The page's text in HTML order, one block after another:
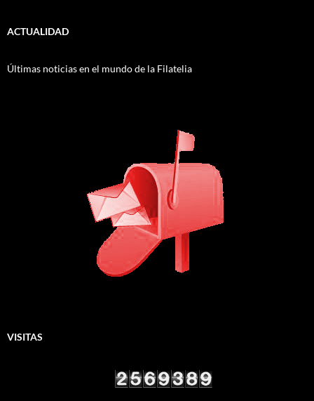
ACTUALIDAD
Últimas noticias en el mundo de la Filatelia
VISITAS